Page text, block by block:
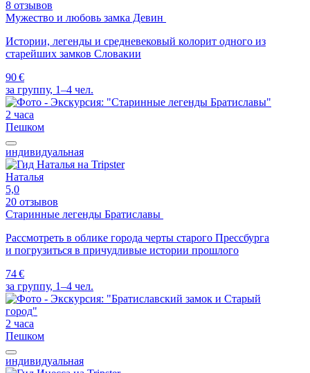
8 отзывов
Мужество и любовь замка Девин
Истории, легенды и средневековый колорит одного из
старейших замков Словакии
90 €
за группу, 1–4 чел.
2 часа
Пешком
индивидуальная
Наталья
5,0
20 отзывов
Старинные легенды Братиславы
Рассмотреть в облике города черты старого Прессбурга
и погрузиться в причудливые истории прошлого
74 €
за группу, 1–4 чел.
2 часа
Пешком
индивидуальная